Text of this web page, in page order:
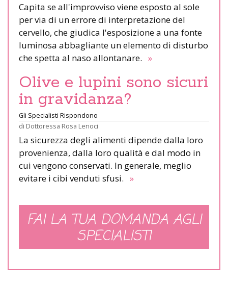
Capita se all'improvviso viene esposto al sole
per via di un errore di interpretazione del
cervello, che giudica l'esposizione a una fonte
luminosa abbagliante un elemento di disturbo
che spetta al naso allontanare. »
Olive e lupini sono sicuri
in gravidanza?
Gli Specialisti Rispondono
di Dottoressa Rosa Lenoci
La sicurezza degli alimenti dipende dalla loro
provenienza, dalla loro qualità e dal modo in
cui vengono conservati. In generale, meglio
evitare i cibi venduti sfusi. »
FAI LA TUA DOMANDA AGLI
SPECIALISTI